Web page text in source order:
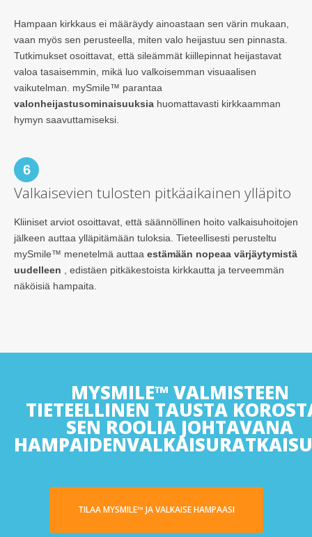
Hampaan kirkkaus ei määräydy ainoastaan sen värin mukaan,
vaan myös sen perusteella, miten valo heijastuu sen pinnasta.
Tutkimukset osoittavat, että sileämmät kiillepinnat heijastavat
valoa tasaisemmin, mikä luo valkoisemman visuaalisen
vaikutelman. mySmile™ parantaa
valonheijastusominaisuuksia huomattavasti kirkkaamman
hymyn saavuttamiseksi.
6
Valkaisevien tulosten pitkäaikainen ylläpito
Kliiniset arviot osoittavat, että säännöllinen hoito valkaisuhoitojen
jälkeen auttaa ylläpitämään tuloksia. Tieteellisesti perusteltu
mySmile™ menetelmä auttaa estämään nopeaa värjäytymistä
uudelleen , edistäen pitkäkestoista kirkkautta ja terveemmän
näköisiä hampaita.
MYSMILE™ VALMISTEEN
TIETEELLINEN TAUSTA
SEN ROOLIA JOHTAVANA
TILAA MYSMILE™ JA VALKAISE HAMPAASI